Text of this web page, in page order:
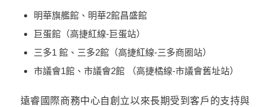
明華旗艦館、明華2館昌盛館​
巨蛋館（高捷紅線-巨蛋站）
三多1 館、三多2館（高捷紅線-三多商圈站）
市議會1館、市議會2館 （高捷橘線-市議會舊址站）
遠睿國際商務中心自創立以來長期受到客戶的支持與